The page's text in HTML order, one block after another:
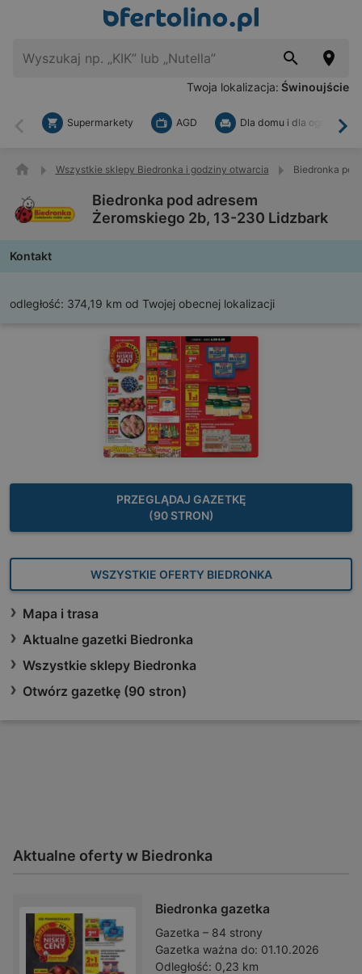
Twoja lokalizacja: Świnoujście
Wstecz
Supermarkety AGD Dla domu i dla ogrodu
Wszystkie sklepy Biedronka i godziny otwarcia Biedronka
Biedronka pod adresem
Żeromskiego 2b, 13-230 Lidzbark
Kontakt
odległość: 374,19 km od Twojej obecnej lokalizacji
PRZEGLĄDAJ GAZETKĘ
(90 STRON)
WSZYSTKIE OFERTY BIEDRONKA
Mapa i trasa
Aktualne gazetki Biedronka
Wszystkie sklepy Biedronka
Otwórz gazetkę (90 stron)
Aktualne oferty w Biedronka
Biedronka gazetka
Gazetka – 84 strony
Gazetka ważna do: 01.10.2026
Odległość: 0,23 km